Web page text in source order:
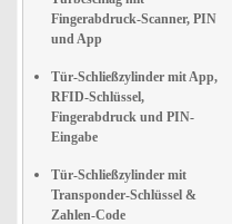
Fingerabdruck-Scanner, PIN
und App
Tür-Schließzylinder mit App,
RFID-Schlüssel,
Fingerabdruck und PIN-
Eingabe
Tür-Schließzylinder mit
Transponder-Schlüssel &
Zahlen-Code